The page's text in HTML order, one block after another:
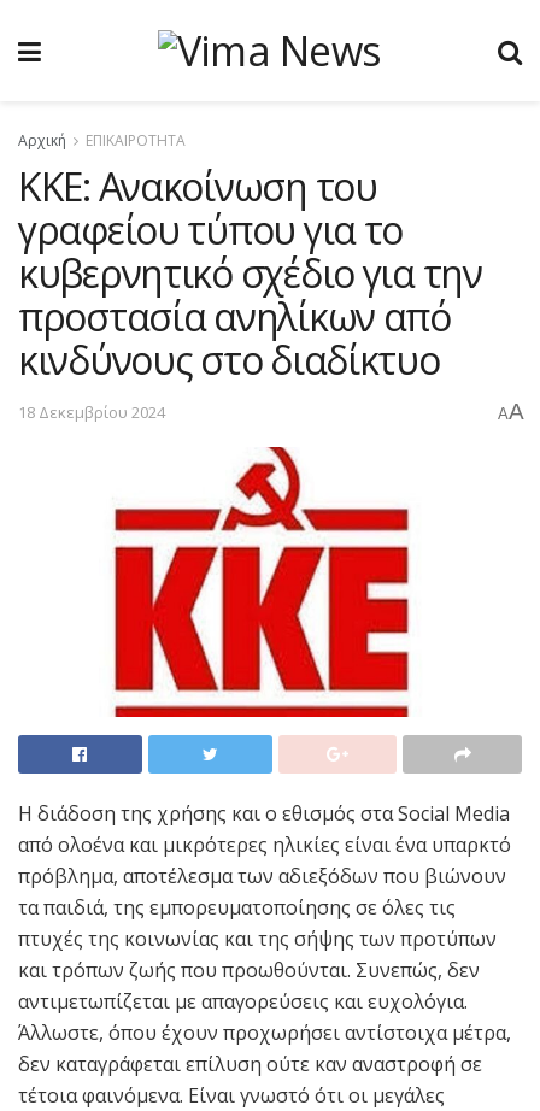
Αρχική ΕΠΙΚΑΙΡΟΤΗΤΑ
ΚΚΕ: Ανακοίνωση του
γραφείου τύπου για το
κυβερνητικό σχέδιο για την
προστασία ανηλίκων από
κινδύνους στο διαδίκτυο
18 Δεκεμβρίου 2024 AA
Η διάδοση της χρήσης και ο εθισμός στα Social Media
από ολοένα και μικρότερες ηλικίες είναι ένα υπαρκτό
πρόβλημα, αποτέλεσμα των αδιεξόδων που βιώνουν
τα παιδιά, της εμπορευματοποίησης σε όλες τις
πτυχές της κοινωνίας και της σήψης των προτύπων
και τρόπων ζωής που προωθούνται. Συνεπώς, δεν
αντιμετωπίζεται με απαγορεύσεις και ευχολόγια.
Άλλωστε, όπου έχουν προχωρήσει αντίστοιχα μέτρα,
δεν καταγράφεται επίλυση ούτε καν αναστροφή σε
τέτοια φαινόμενα. Είναι γνωστό ότι οι μεγάλες